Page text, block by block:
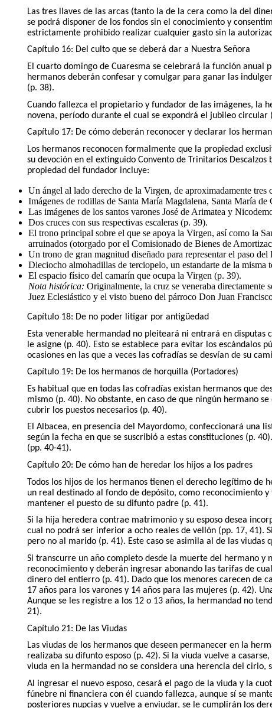
Las tres llaves de las arcas (tanto la de la cera como la del
se podrá disponer de los fondos sin el conocimiento y
estrictamente prohibido realizar cualquier gasto sin la
Capítulo 16: Del culto que se deberá dar a Nuestra Señora
El cuarto domingo de Cuaresma se celebrará la función
hermanos deberán confesar y comulgar para ganar las
(p. 38).
Cuando fallezca el propietario y fundador de las imágenes, la
novena, período durante el cual se expondrá el jubileo circular
Capítulo 17: De cómo deberán reconocer y declarar los
Los hermanos reconocen formalmente que la propiedad
su devoción en el extinguido Convento de Trinitarios
propiedad del fundador incluye:
Un ángel al lado derecho de la Virgen, de aproximadamente tres
Imágenes de rodillas de Santa María Magdalena, Santa María
Las imágenes de los santos varones José de Arimatea y
Dos cruces con sus respectivas escaleras (p. 39).
El trono principal sobre el que se apoya la Virgen, así como la
arruinados (otorgado por el Comisionado de Bienes de
Un trono de gran magnitud diseñado para representar el paso
Dieciocho almohadillas de terciopelo, un estandarte de la
El espacio físico del camarín que ocupa la Virgen (p. 39).
Nota histórica: Originalmente, la cruz se veneraba directamente
Juez Eclesiástico y el visto bueno del párroco Don Juan
Capítulo 18: De no poder litigar por antigüedad
Esta venerable hermandad no pleiteará ni entrará en
le asigne (p. 40). Esto se establece para evitar los escándalos
ocasiones en las que a veces las cofradías se desvían de su
Capítulo 19: De los hermanos de horquilla (Portadores)
Es habitual que en todas las cofradías existan hermanos que
mismo (p. 40). No obstante, en caso de que ningún hermano
cubrir los puestos necesarios (p. 40).
El Albacea, en presencia del Mayordomo, confeccionará una
según la fecha en que se suscribió a estas constituciones (p.
(pp. 40-41).
Capítulo 20: De cómo han de heredar los hijos a los padres
Todos los hijos de los hermanos tienen el derecho legítimo
un real destinado al fondo de depósito, como reconocimiento
mantener el puesto de su difunto padre (p. 41).
Si la hija heredera contrae matrimonio y su esposo desea
cual no podrá ser inferior a ocho reales de vellón (pp. 17, 41).
pero no al marido (p. 41). Este caso se asimila al de las
Si transcurre un año completo desde la muerte del hermano
reconocimiento y deberán ingresar abonando las tarifas de
dinero del entierro (p. 41). Dado que los menores carecen de
17 años para los varones y 14 años para las mujeres (p. 42).
Aunque se les registre a los 12 o 13 años, la hermandad no
21).
Capítulo 21: De las Viudas
Las viudas de los hermanos que deseen permanecer en la
realizaba su difunto esposo (p. 42). Si la viuda vuelve a
viuda en la hermandad no se considera una herencia del
Al ingresar el nuevo esposo, cesará el pago de la viuda y la
fúnebre ni financiera con él cuando fallezca, aunque sí se
posteriores nupcias y vuelve a enviudar, se le cumplirán los